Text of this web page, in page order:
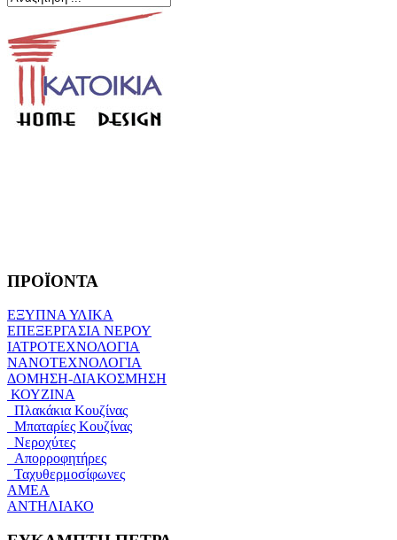
ΠΡΟΪΟΝΤΑ
ΕΞΥΠΝΑ ΥΛΙΚΑ
ΕΠΕΞΕΡΓΑΣΙΑ ΝΕΡΟΥ
ΙΑΤΡΟΤΕΧΝΟΛΟΓΙΑ
ΝΑΝΟΤΕΧΝΟΛΟΓΙΑ
ΔΟΜΗΣΗ-ΔΙΑΚΟΣΜΗΣΗ
ΚΟΥΖΙΝΑ
Πλακάκια Κουζίνας
Μπαταρίες Κουζίνας
Νεροχύτες
Απορροφητήρες
Ταχυθερμοσίφωνες
ΑΜΕΑ
ΑΝΤΗΛΙΑΚΟ